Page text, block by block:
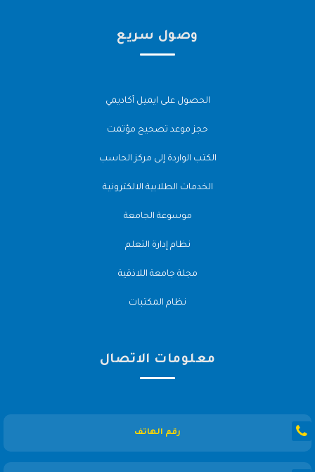
وصول سريع
الحصول على ايميل أكاديمي
حجز موعد تصحيح مؤتمت
الكتب الواردة إلى مركز الحاسب
الخدمات الطلابية الالكترونية
موسوعة الجامعة
نظام إدارة التعلم
مجلة جامعة اللاذقية
نظام المكتبات
معلومات الاتصال
رقم الهاتف